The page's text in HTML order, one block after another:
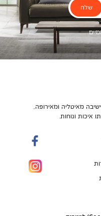
שלח
מאיטליה ומאירופה,
איכות ונוחות.